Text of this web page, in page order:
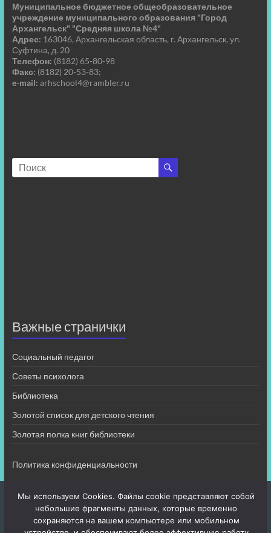
Муниципальное бюджетное общеобразовательное
учреждение муниципального образования "Город
Архангельск" "Средняя школа №4"
Адрес: 163046, Архангельская область, г. Архангельск, ул.
Суфтина, д. 20
Телефон: (8182) 65-80-98
Факс: (8182) 20-53-83;
e-mail: arhschool4@rambler.ru
Важные странички
Социальный педагог
Советы психолога
Библиотека
Золотой список для детского чтения
Золотая полка книг библиотеки
Политика конфиденциальности
Мы используем Cookies. Файлы cookie представляют собой
небольшие фрагменты данных, которые временно
сохраняются на вашем компьютере или мобильном